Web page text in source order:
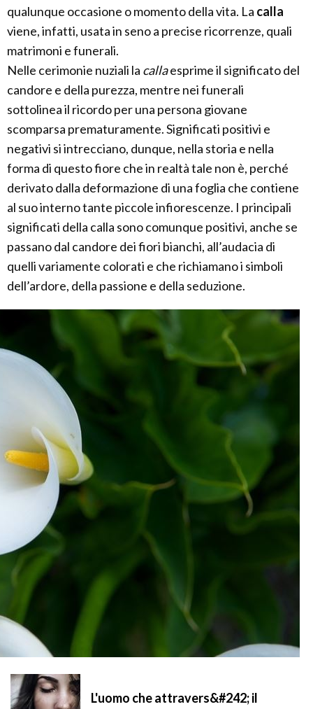
qualunque occasione o momento della vita. La calla
viene, infatti, usata in seno a precise ricorrenze, quali
matrimoni e funerali.
Nelle cerimonie nuziali la callaesprime il significato del
candore e della purezza, mentre nei funerali
sottolinea il ricordo per una persona giovane
scomparsa prematuramente. Significati positivi e
negativi si intrecciano, dunque, nella storia e nella
forma di questo fiore che in realtà tale non è, perché
derivato dalla deformazione di una foglia che contiene
al suo interno tante piccole infiorescenze. I principali
significati della calla sono comunque positivi, anche se
passano dal candore dei fiori bianchi, all’audacia di
quelli variamente colorati e che richiamano i simboli
dell’ardore, della passione e della seduzione.
L'uomo che attravers&#242; il